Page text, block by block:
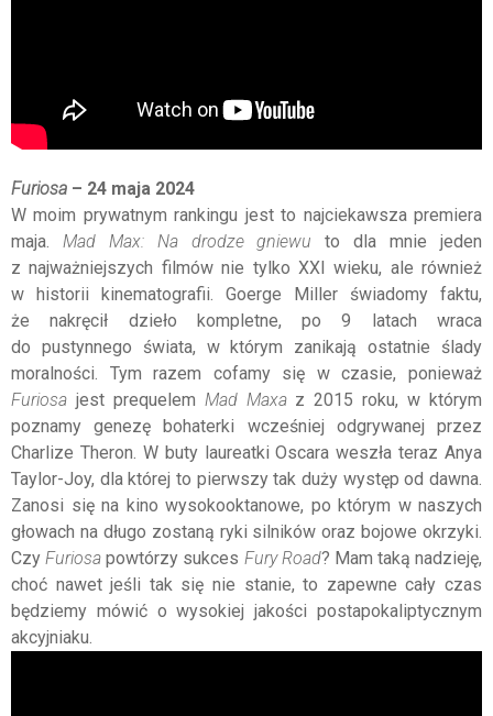
Furiosa – 24 maja 2024
W moim prywatnym rankingu jest to najciekawsza premiera
maja. Mad Max: Na drodze gniewuto dla mnie jeden
z najważniejszych filmów nie tylko XXI wieku, ale również
w historii kinematografii. Goerge Miller świadomy faktu,
że nakręcił dzieło kompletne, po 9 latach wraca
do pustynnego świata, w którym zanikają ostatnie ślady
moralności. Tym razem cofamy się w czasie, ponieważ
Furiosa jest prequelem Mad Maxa z 2015 roku, w którym
poznamy genezę bohaterki wcześniej odgrywanej przez
Charlize Theron. W buty laureatki Oscara weszła teraz Anya
Taylor-Joy, dla której to pierwszy tak duży występ od dawna.
Zanosi się na kino wysokooktanowe, po którym w naszych
głowach na długo zostaną ryki silników oraz bojowe okrzyki.
CzyFuriosapowtórzy sukces Fury Road? Mam taką nadzieję,
choć nawet jeśli tak się nie stanie, to zapewne cały czas
będziemy mówić o wysokiej jakości postapokaliptycznym
akcyjniaku.